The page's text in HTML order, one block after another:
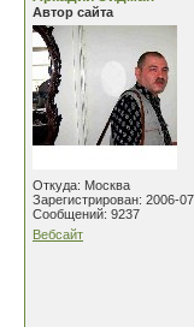
Автор сайта
Откуда: Москва
Зарегистрирован: 2006-
Сообщений: 9237
Вебсайт